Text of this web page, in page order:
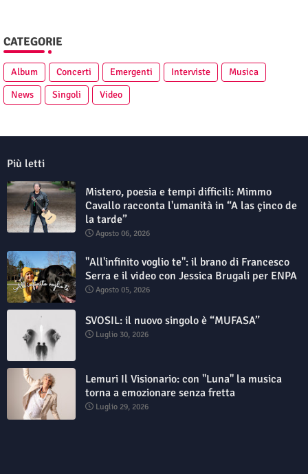
CATEGORIE
Album Concerti Emergenti Interviste
Musica
News
Singoli Video
Più letti
Mistero, poesia e tempi difficili: Mimmo
Cavallo racconta l'umanità in “A las çinco de
la tarde”
Agosto 06, 2026
"All'infinito voglio te": il brano di Francesco
Serra e il video con Jessica Brugali per ENPA
Agosto 05, 2026
SVOSIL: il nuovo singolo è “MUFASA”
Luglio 30, 2026
Lemuri Il Visionario: con "Luna" la musica
torna a emozionare senza fretta
Luglio 29, 2026